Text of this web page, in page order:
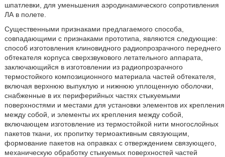
шпатлевки, для уменьшения аэродинамического сопротивления
ЛА в полете.
Существенными признаками предлагаемого способа,
совпадающими с признаками прототипа, являются следующие:
способ изготовления клиновидного радиопрозрачного переднего
обтекателя корпуса сверхзвукового летательного аппарата,
заключающийся в изготовлении из радиопрозрачного
термостойкого композиционного материала частей обтекателя,
включая верхнюю выпуклую и нижнюю уплощенную оболочки,
снабженные в их периферийных частях стыкуемыми
поверхностями и местами для установки элементов их крепления
между собой, и элементы их крепления между собой,
включающем изготовление из термостойкой нити многослойных
пакетов ткани, их пропитку термоактивным связующим,
формование пакетов на оправках с отверждением связующего,
механическую обработку стыкуемых поверхностей частей